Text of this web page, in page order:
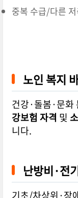
중복 수급/다른
노인 복지
건강·돌봄·문화
강보험 자격 및
니다.
난방비·전